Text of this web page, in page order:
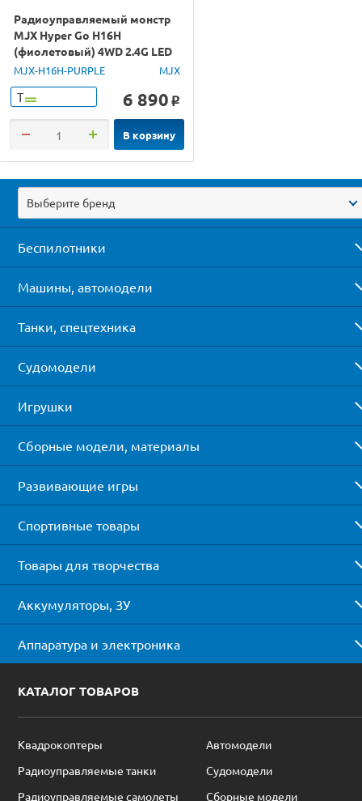
Радиоуправляемый монстр
MJX Hyper Go H16H
(фиолетовый) 4WD 2.4G LED
GPS 1/16 RTR
MJX-H16H-PURPLE MJX
Т 6 890 o
В корзину
Выберите бренд
Беспилотники
Машины, автомодели
Танки, спецтехника
Судомодели
Игрушки
Сборные модели, материалы
Развивающие игры
Спортивные товары
Товары для творчества
Аккумуляторы, ЗУ
Аппаратура и электроника
КАТАЛОГ ТОВАРОВ
Квадрокоптеры
Автомодели
Радиоуправляемые танки
Судомодели
Радиоуправляемые самолеты
Сборные модели